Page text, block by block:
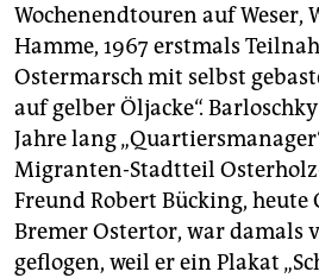
Wochenendtouren auf Weser,
Hamme, 1967 erstmals
Ostermarsch mit selbst
auf gelber Öljacke“.
Jahre lang
Migranten-Stadtteil
Freund Robert Bücking,
Bremer Ostertor, war damals
geflogen, weil er ein Plakat